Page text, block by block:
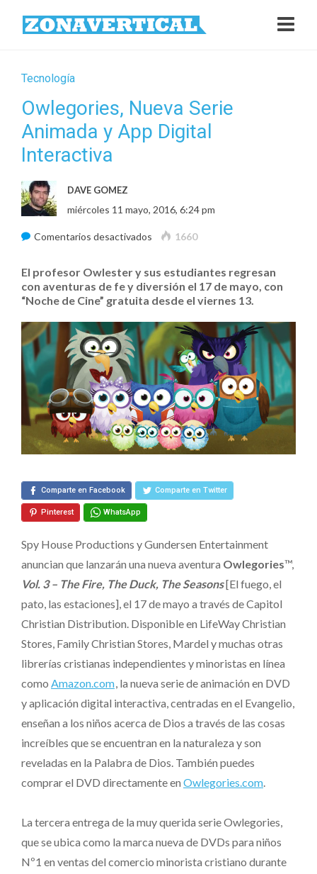
Tecnología
Owlegories, Nueva Serie
Animada y App Digital
Interactiva
DAVE GOMEZ
miércoles 11 mayo, 2016, 6:24 pm
Comentarios desactivados en
Nueva
Serie
y
App
Digital
Interactiva
1660
El profesor Owlester y sus estudiantes regresan
con aventuras de fe y diversión el 17 de mayo, con
“Noche de Cine” gratuita desde el viernes 13.
Comparte en Facebook Comparte en Twitter
Pinterest WhatsApp
Spy House Productions y Gundersen Entertainment
anuncian que lanzarán una nueva aventura Owlegories™,
Vol. 3 – The Fire, The Duck, The Seasons[El fuego, el
pato, las estaciones], el 17 de mayo a través de Capitol
Christian Distribution. Disponible en LifeWay Christian
Stores, Family Christian Stores, Mardel y muchas otras
librerías cristianas independientes y minoristas en línea
como Amazon.com, la nueva serie de animación en DVD
y aplicación digital interactiva, centradas en el Evangelio,
enseñan a los niños acerca de Dios a través de las cosas
increíbles que se encuentran en la naturaleza y son
reveladas en la Palabra de Dios. También puedes
comprar el DVD directamente en Owlegories.com.
La tercera entrega de la muy querida serie Owlegories,
que se ubica como la marca nueva de DVDs para niños
Nº1 en ventas del comercio minorista cristiano durante